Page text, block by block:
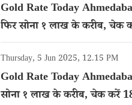
Gold Rate Today
फिर सोना १ लाख के करीब, चेक
कैरेट गोल्ड का रेट
Thursday, 5 Jun 2025, 12.15 PM
Gold Rate Today
सोना १ लाख के करीब, चेक करें